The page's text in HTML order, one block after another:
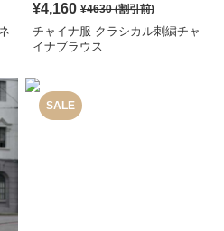
¥4,160 ¥4630(割引前)
チャイナ服 クラシカル刺繍チャ
イナブラウス
SALE